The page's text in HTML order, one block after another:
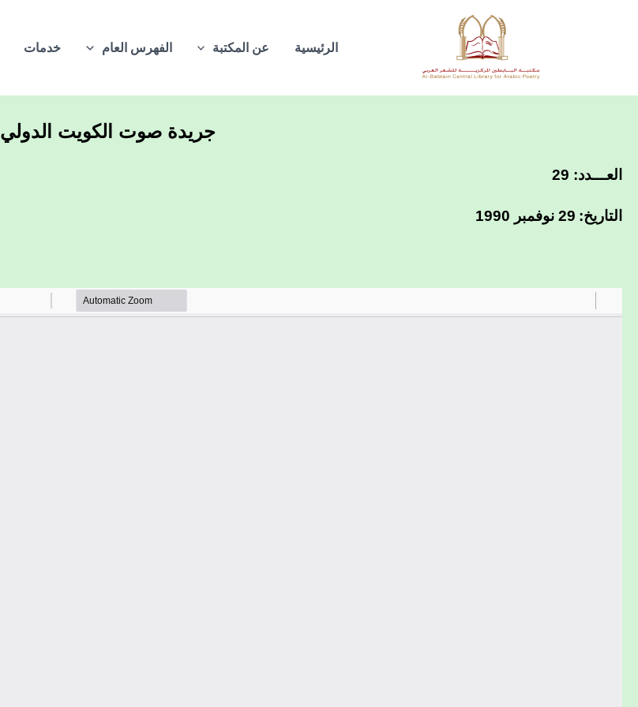
الرئيسية عن المكتبة الفهرس العام خدمات
جريدة صوت الكويت الدولي
العـــدد: 29
التاريخ: 29 نوفمبر 1990